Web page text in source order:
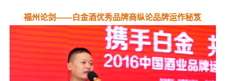
福州论剑——白金酒优秀品牌商纵论品牌运作秘笈